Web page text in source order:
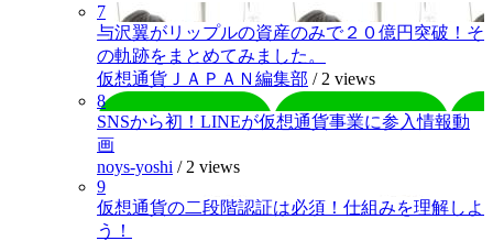
7
与沢翼がリップルの資産のみで２０億円突破！そ
の軌跡をまとめてみました。
仮想通貨ＪＡＰＡＮ編集部 / 2 views
8
SNSから初！LINEが仮想通貨事業に参入情報動
画
noys-yoshi / 2 views
9
仮想通貨の二段階認証は必須！仕組みを理解しよ
う！